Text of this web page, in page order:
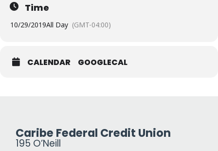
Time
10/29/2019All Day (GMT-04:00)
CALENDAR GOOGLECAL
Caribe Federal Credit Union
195 O’Neill